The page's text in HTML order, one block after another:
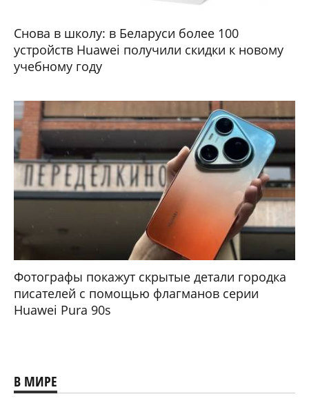
Снова в школу: в Беларуси более 100
устройств Huawei получили скидки к новому
учебному году
Фотографы покажут скрытые детали городка
писателей с помощью флагманов серии
Huawei Pura 90s
В МИРЕ